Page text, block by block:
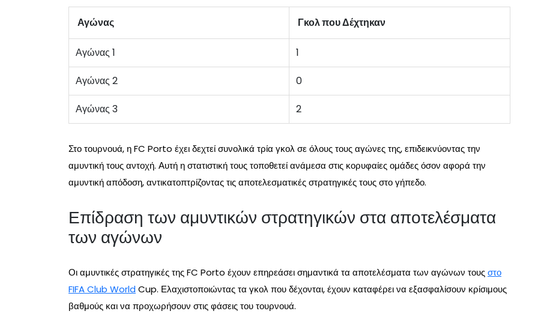
Αγώνας Γκολ που Δέχτηκαν
Αγώνας 1 1
Αγώνας 2 0
Αγώνας 3 2
Στο τουρνουά, η FC Porto έχει δεχτεί συνολικά τρία γκολ σε όλους τους αγώνες της, επιδεικνύοντας την
αμυντική τους αντοχή. Αυτή η στατιστική τους τοποθετεί ανάμεσα στις κορυφαίες ομάδες όσον αφορά την
αμυντική απόδοση, αντικατοπτρίζοντας τις αποτελεσματικές στρατηγικές τους στο γήπεδο.
Επίδραση των αμυντικών στρατηγικών στα αποτελέσματα
των αγώνων
Οι αμυντικές στρατηγικές της FC Porto έχουν επηρεάσει σημαντικά τα αποτελέσματα των αγώνων τουςστο
FIFA Club World Cup. Ελαχιστοποιώντας τα γκολ που δέχονται, έχουν καταφέρει να εξασφαλίσουν κρίσιμους
βαθμούς και να προχωρήσουν στις φάσεις του τουρνουά.